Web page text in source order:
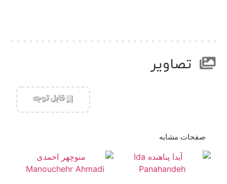
تصاویر
‌قابل توجه
صفحات مشابه